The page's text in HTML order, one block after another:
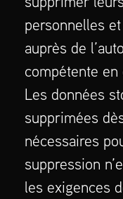
personnelles
auprès de
compétente
Les données
supprimées
nécessaires
suppression
les exigences